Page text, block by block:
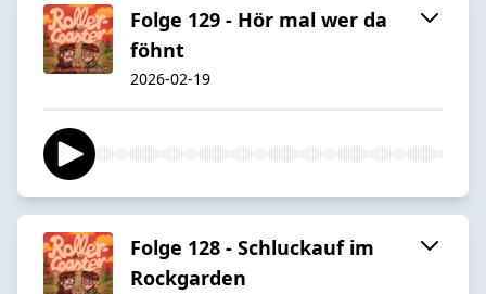
Folge 129 - Hör mal wer da
föhnt
2026-02-19
Folge 128 - Schluckauf im
Rockgarden